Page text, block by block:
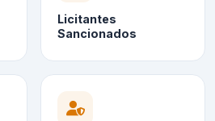
Licitantes
Sancionados